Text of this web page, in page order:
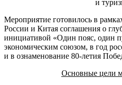
и
Мероприятие готовилось в
России и Китая соглашения о
инициативой «Один пояс, один
экономическим союзом, в год
и в ознаменование 80-летия
Основные цели